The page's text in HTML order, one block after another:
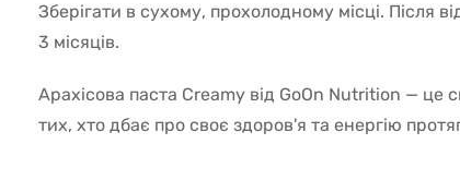
Зберігати в сухому, прохолодному місці. Після
3 місяців.
Арахісова паста Creamy від GoOn Nutrition — це
тих, хто дбає про своє здоров'я та енергію